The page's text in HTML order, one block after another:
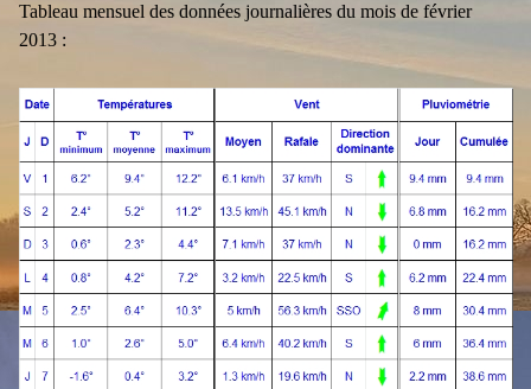
Tableau mensuel des données journalières du mois de février
2013 :